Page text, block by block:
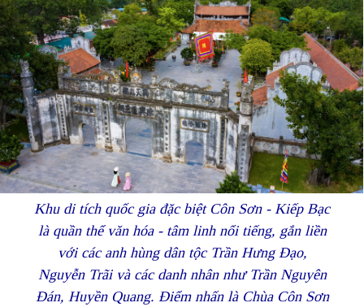
Khu di tích quốc gia đặc biệt Côn Sơn - Kiếp Bạc
là quần thể văn hóa - tâm linh nổi tiếng, gắn liền
với các anh hùng dân tộc Trần Hưng Đạo,
Nguyễn Trãi và các danh nhân như Trần Nguyên
Đán, Huyền Quang. Điểm nhấn là Chùa Côn Sơn